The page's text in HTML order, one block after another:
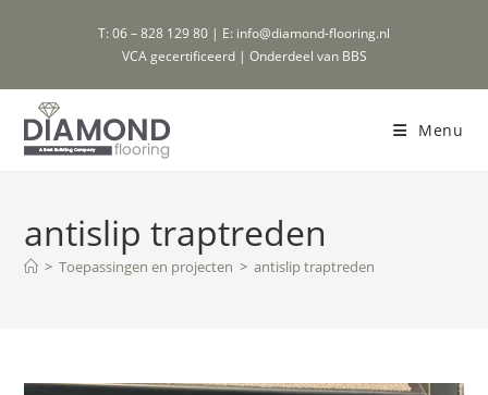
T: 06 – 828 129 80 | E: info@diamond-flooring.nl
VCA gecertificeerd | Onderdeel van BBS
Menu
antislip traptreden
> Toepassingen en projecten > antislip traptreden